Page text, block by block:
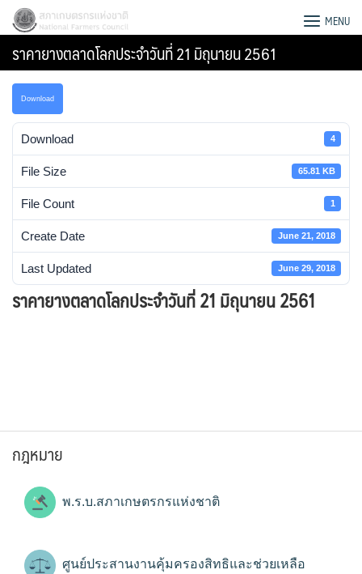
Skip
content
Search
สภาเกษตรกรแห่งชาติ MENU
ราคายางตลาดโลกประจำวันที่ 21 มิถุนายน 2561
Download
Download 4
File Size 65.81 KB
File Count 1
Create Date June 21, 2018
Last Updated June 29, 2018
ราคายางตลาดโลกประจำวันที่ 21 มิถุนายน 2561
กฎหมาย
พ.ร.บ.สภาเกษตรกรแห่งชาติ
ศูนย์ประสานงานคุ้มครองสิทธิและช่วยเหลือ